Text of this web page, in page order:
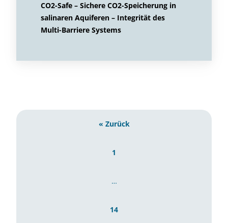
CO2-Safe – Sichere CO2-Speicherung in
salinaren Aquiferen – Integrität des
Multi-Barriere Systems
« Zurück
1
…
14